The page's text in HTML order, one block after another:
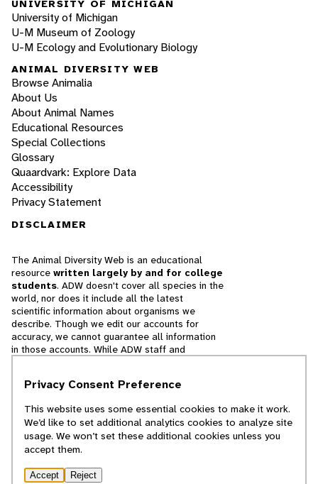
UNIVERSITY OF MICHIGAN
University of Michigan
U-M Museum of Zoology
U-M Ecology and Evolutionary Biology
ANIMAL DIVERSITY WEB
Browse Animalia
About Us
About Animal Names
Educational Resources
Special Collections
Glossary
Quaardvark: Explore Data
Accessibility
Privacy Statement
DISCLAIMER
The Animal Diversity Web is an educational
resource written largely by and for college
students. ADW doesn't cover all species in the
world, nor does it include all the latest
scientific information about organisms we
describe. Though we edit our accounts for
accuracy, we cannot guarantee all information
in those accounts. While ADW staff and
cannot necessarily endorse the contents of
© 2025, Regents of the University of Michigan
Privacy Consent Preference
This website uses some essential cookies to make it work.
We’d like to set additional analytics cookies to analyze site
usage. We won’t set these additional cookies unless you
accept them.
Accept Reject